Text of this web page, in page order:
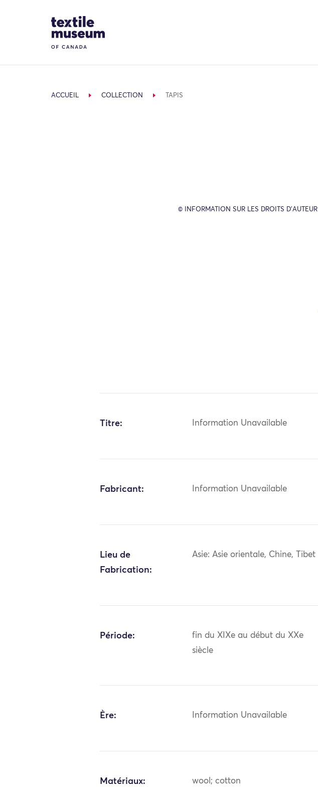
Site Logo
ACCUEIL COLLECTION TAPIS
© INFORMATION SUR LES DROITS D’AUTEUR
Titre: Information Unavailable
Fabricant: Information Unavailable
Lieu de
Fabrication:
Asie: Asie orientale, Chine, Tibet
Période:
fin du XIXe au début du XXe
siècle
Ère: Information Unavailable
Matériaux: wool; cotton